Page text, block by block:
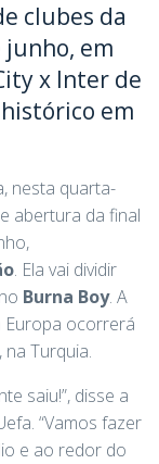
clubes da
junho, em
x Inter de
em
nesta quarta-
abertura da final
. Ela vai dividir
Burna Boy. A
Europa ocorrerá
Turquia.
saiu!”, disse a
“Vamos fazer
e ao redor do